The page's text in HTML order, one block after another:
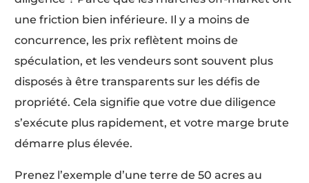
une friction bien inférieure. Il y a moins de
concurrence, les prix reflètent moins de
spéculation, et les vendeurs sont souvent plus
disposés à être transparents sur les défis de
propriété. Cela signifie que votre due diligence
s’exécute plus rapidement, et votre marge brute
démarre plus élevée.
Prenez l’exemple d’une terre de 50 acres au